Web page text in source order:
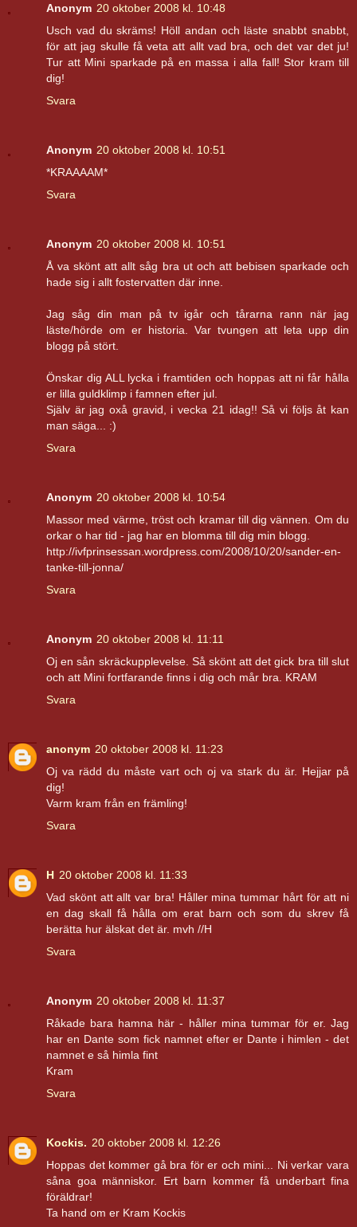
Anonym 20 oktober 2008 kl. 10:48
Usch vad du skräms! Höll andan och läste snabbt snabbt,
för att jag skulle få veta att allt vad bra, och det var det ju!
Tur att Mini sparkade på en massa i alla fall! Stor kram till
dig!
Svara
Anonym 20 oktober 2008 kl. 10:51
*KRAAAAM*
Svara
Anonym 20 oktober 2008 kl. 10:51
Å va skönt att allt såg bra ut och att bebisen sparkade och
hade sig i allt fostervatten där inne.
Jag såg din man på tv igår och tårarna rann när jag
läste/hörde om er historia. Var tvungen att leta upp din
blogg på stört.
Önskar dig ALL lycka i framtiden och hoppas att ni får hålla
er lilla guldklimp i famnen efter jul.
Själv är jag oxå gravid, i vecka 21 idag!! Så vi följs åt kan
man säga... :)
Svara
Anonym 20 oktober 2008 kl. 10:54
Massor med värme, tröst och kramar till dig vännen. Om du
orkar o har tid - jag har en blomma till dig min blogg.
http://ivfprinsessan.wordpress.com/2008/10/20/sander-en-
tanke-till-jonna/
Svara
Anonym 20 oktober 2008 kl. 11:11
Oj en sån skräckupplevelse. Så skönt att det gick bra till slut
och att Mini fortfarande finns i dig och mår bra. KRAM
Svara
anonym 20 oktober 2008 kl. 11:23
Oj va rädd du måste vart och oj va stark du är. Hejjar på
dig!
Varm kram från en främling!
Svara
H 20 oktober 2008 kl. 11:33
Vad skönt att allt var bra! Håller mina tummar hårt för att ni
en dag skall få hålla om erat barn och som du skrev få
berätta hur älskat det är. mvh //H
Svara
Anonym 20 oktober 2008 kl. 11:37
Råkade bara hamna här - håller mina tummar för er. Jag
har en Dante som fick namnet efter er Dante i himlen - det
namnet e så himla fint
Kram
Svara
Kockis. 20 oktober 2008 kl. 12:26
Hoppas det kommer gå bra för er och mini... Ni verkar vara
såna goa människor. Ert barn kommer få underbart fina
föräldrar!
Ta hand om er Kram Kockis